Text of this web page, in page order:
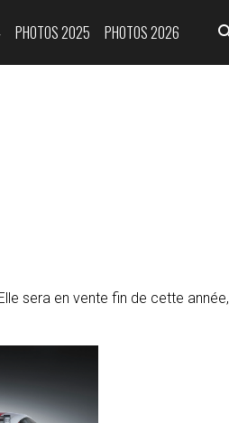
PHOTOS 2025 PHOTOS 2026
sera en vente fin de cette année,